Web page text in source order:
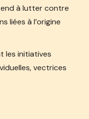
à lutter contre
liées à l’origine
les initiatives
vectrices